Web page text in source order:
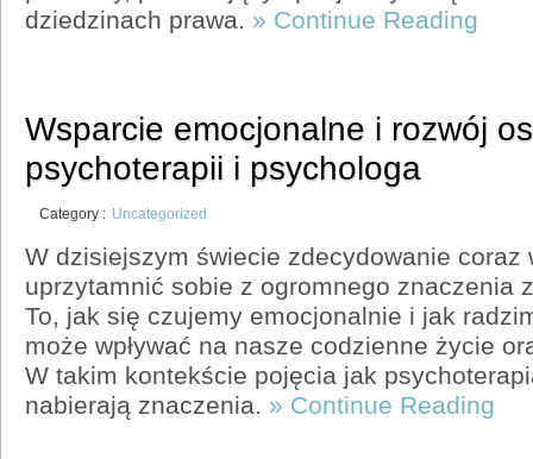
dziedzinach prawa. » Continue Reading
Wsparcie emocjonalne i rozwój
psychoterapii i psychologa
Category : Uncategorized
W dzisiejszym świecie zdecydowanie coraz
uprzytamnić sobie z ogromnego znaczenia
To, jak się czujemy emocjonalnie i jak
może wpływać na nasze codzienne życie
W takim kontekście pojęcia jak
nabierają znaczenia. » Continue Reading